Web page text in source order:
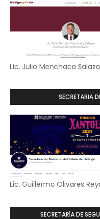
Lic. Julio Menchaca
SECRETARIA
Lic. Guillermo Olivares
SECRETARÍA DE